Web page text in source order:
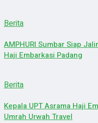
Berita
AMPHURI Sumbar Siap
Haji Embarkasi Padang
Berita
Kepala UPT Asrama Haji
Umrah Urwah Travel